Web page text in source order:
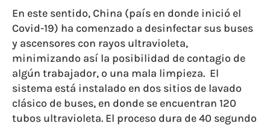
En este sentido, China (país en donde inició el
Covid-19) ha comenzado a desinfectar sus buses
y ascensores con rayos ultravioleta,
minimizando así la posibilidad de contagio de
algún trabajador, o una mala limpieza. El
sistema está instalado en dos sitios de lavado
clásico de buses, en donde se encuentran 120
tubos ultravioleta. El proceso dura de 40 segundo